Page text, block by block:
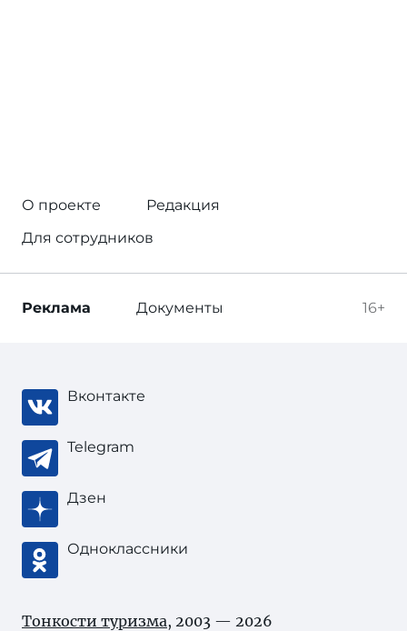
О проекте
Редакция
Для сотрудников
16+
Реклама Документы
Вконтакте
Telegram
Дзен
Одноклассники
Тонкости туризма, 2003 — 2026